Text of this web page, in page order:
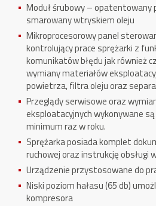
Moduł śrubowy – opatentowany
smarowany wtryskiem oleju
Mikroprocesorowy panel
kontrolujący prace sprężarki z
komunikatów błędu jak również
wymiany materiałów
powietrza, filtra oleju oraz
Przeglądy serwisowe oraz
eksploatacyjnych wykonywane
minimum raz w roku.
Sprężarka posiada komplet
ruchowej oraz instrukcję obsługi
Urządzenie przystosowane do
Niski poziom hałasu (65 db)
kompresora